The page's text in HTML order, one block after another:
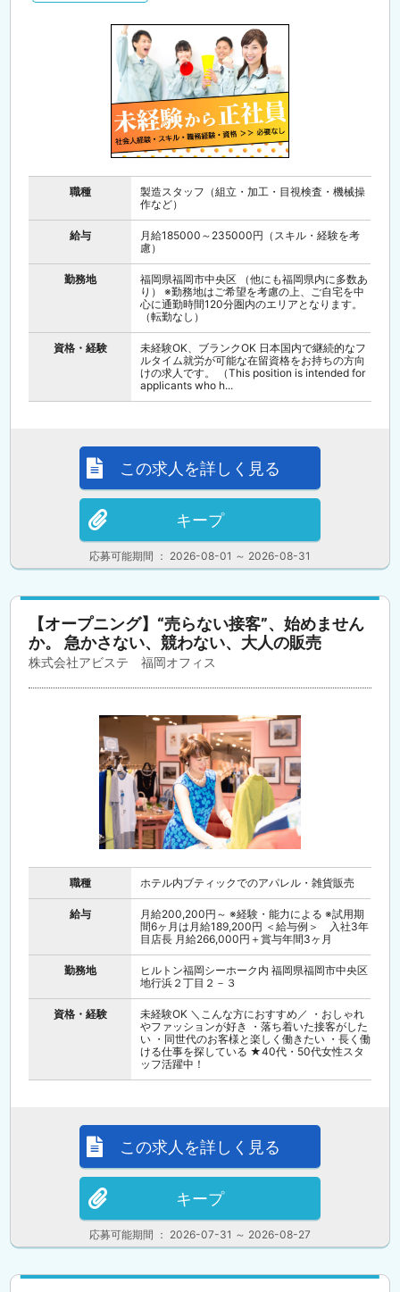
職種
製造スタッフ（組立・加工・目視検査・機械操
作など）
給与
月給185000～235000円（スキル・経験を考
慮）
勤務地
福岡県福岡市中央区 （他にも福岡県内に多数あ
り） ※勤務地はご希望を考慮の上、ご自宅を中
心に通勤時間120分圏内のエリアとなります。
（転勤なし）
資格・経験
未経験OK、ブランクOK 日本国内で継続的なフ
ルタイム就労が可能な在留資格をお持ちの方向
けの求人です。 （This position is intended for
applicants who h...
応募可能期間 ： 2026-08-01 ～ 2026-08-31
この求人を詳しく見る
キープ
【オープニング】“売らない接客”、始めません
か。 急かさない、競わない、大人の販売
株式会社アビステ 福岡オフィス
職種 ホテル内ブティックでのアパレル・雑貨販売
給与
月給200,200円～ ※経験・能力による ※試用期
間6ヶ月は月給189,200円 ＜給与例＞ 入社3年
目店長 月給266,000円＋賞与年間3ヶ月
勤務地
ヒルトン福岡シーホーク内 福岡県福岡市中央区
地行浜２丁目２－３
資格・経験
未経験OK ＼こんな方におすすめ／ ・おしゃれ
やファッションが好き ・落ち着いた接客がした
い ・同世代のお客様と楽しく働きたい ・長く働
ける仕事を探している ★40代・50代女性スタ
ッフ活躍中！
応募可能期間 ： 2026-07-31 ～ 2026-08-27
この求人を詳しく見る
キープ